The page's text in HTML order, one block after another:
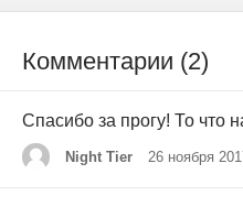
Комментарии (2)
Спасибо за прогу! То что
Night Tier 26 ноября